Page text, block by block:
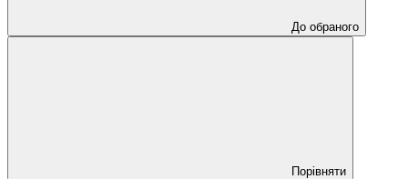
До обраного
Порівняти